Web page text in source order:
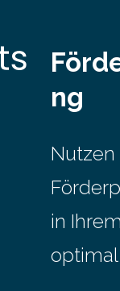
ng
Nutzen
in
optimal